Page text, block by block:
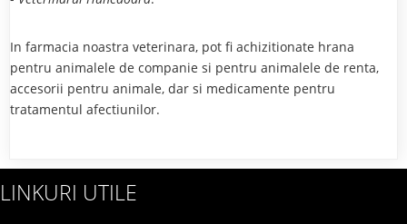
In farmacia noastra veterinara, pot fi achizitionate hrana
pentru animalele de companie si pentru animalele de renta,
accesorii pentru animale, dar si medicamente pentru
tratamentul afectiunilor.
LINKURI UTILE